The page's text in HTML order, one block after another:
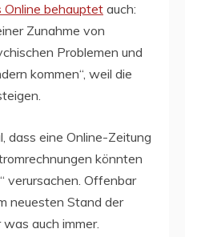
Online behauptet auch:
Zunahme von
Problemen und
kommen“, weil die
dass eine Online-Zeitung
könnten
verursachen. Offenbar
neuesten Stand der
auch immer.